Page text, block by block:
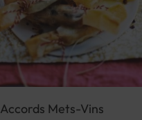
Accords Mets-Vins